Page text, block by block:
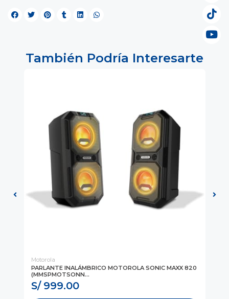
También Podría Interesarte
Motorola
PARLANTE INALÁMBRICO MOTOROLA SONIC MAXX 820
(MMSPMOTSONN...
S/ 999.00